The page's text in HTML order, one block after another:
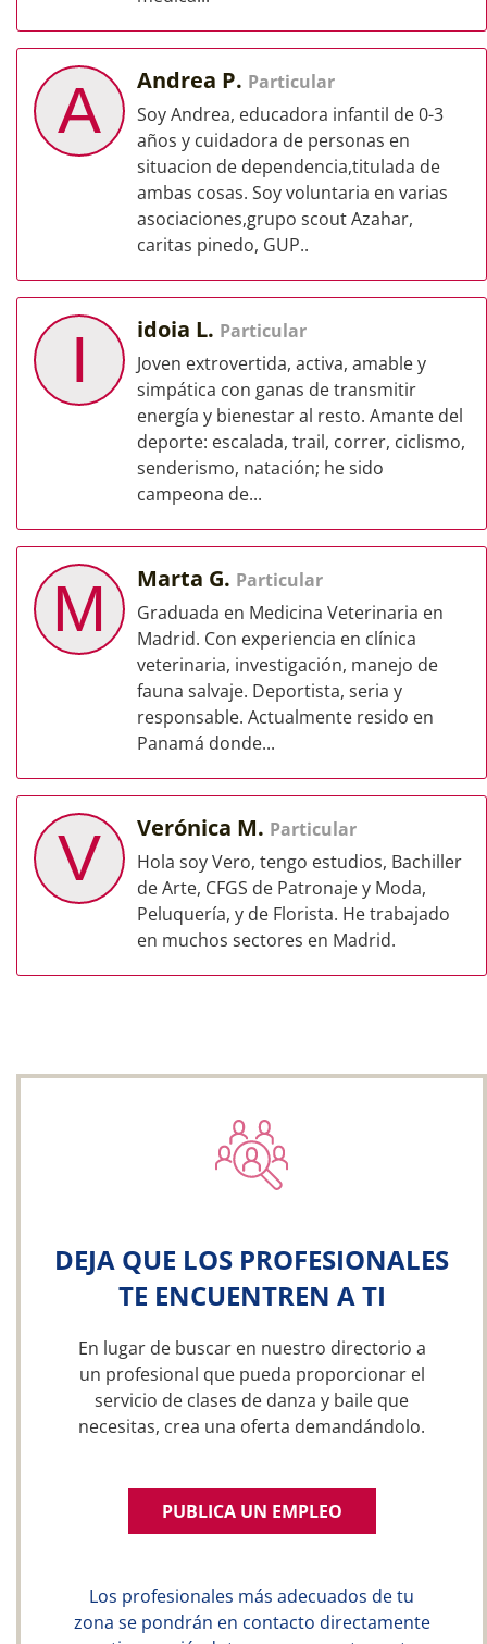
A Andrea P. Particular
Soy Andrea, educadora infantil de 0-3
años y cuidadora de personas en
situacion de dependencia,titulada de
ambas cosas. Soy voluntaria en varias
asociaciones,grupo scout Azahar,
caritas pinedo, GUP..
I idoia L. Particular
Joven extrovertida, activa, amable y
simpática con ganas de transmitir
energía y bienestar al resto. Amante del
deporte: escalada, trail, correr, ciclismo,
senderismo, natación; he sido
campeona de...
M Marta G. Particular
Graduada en Medicina Veterinaria en
Madrid. Con experiencia en clínica
veterinaria, investigación, manejo de
fauna salvaje. Deportista, seria y
responsable. Actualmente resido en
Panamá donde...
V Verónica M. Particular
Hola soy Vero, tengo estudios, Bachiller
de Arte, CFGS de Patronaje y Moda,
Peluquería, y de Florista. He trabajado
en muchos sectores en Madrid.
DEJA QUE LOS PROFESIONALES
TE ENCUENTREN A TI
En lugar de buscar en nuestro directorio a
un profesional que pueda proporcionar el
servicio de clases de danza y baile que
necesitas, crea una oferta demandándolo.
PUBLICA UN EMPLEO
Los profesionales más adecuados de tu
zona se pondrán en contacto directamente